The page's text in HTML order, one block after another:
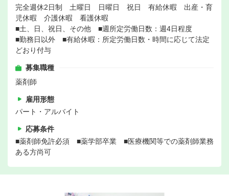
完全週休2日制 土曜日 日曜日 祝日 有給休暇 出産・育
児休暇 介護休暇 看護休暇
■土、日、祝日、その他 ■週所定労働日数：週4日程度
■勤務日以外 ■有給休暇：所定労働日数・時間に応じて法定
どおり付与
募集職種
薬剤師
雇用形態
パート・アルバイト
応募条件
■薬剤師免許必須 ■薬学部卒業 ■医療機関等での薬剤師業務
ある方尚可